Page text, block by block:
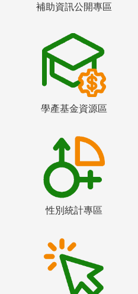
補助資訊公開專區
學產基金資源區
性別統計專區